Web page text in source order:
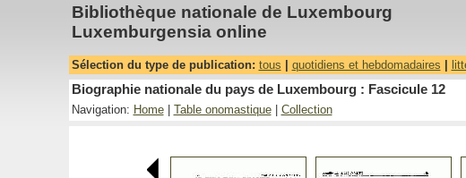
Bibliothèque nationale de Luxembourg
Luxemburgensia online
Sélection du type de publication: tous quotidiens et hebdomadaires
Biographie nationale du pays de Luxembourg : Fascicule 12
Navigation: Home| Table onomastique| Collection